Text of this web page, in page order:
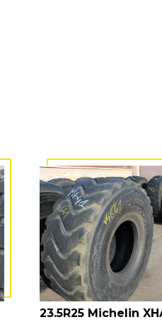
23.5R25 Michelin